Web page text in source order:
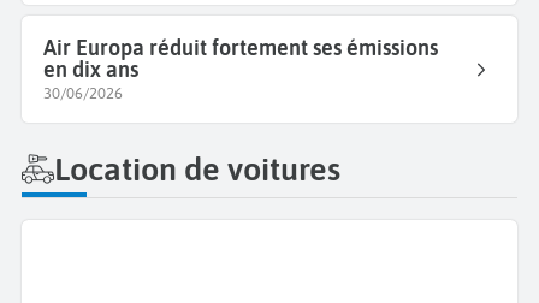
Air Europa réduit fortement ses émissions
en dix ans
30/06/2026
Location de voitures